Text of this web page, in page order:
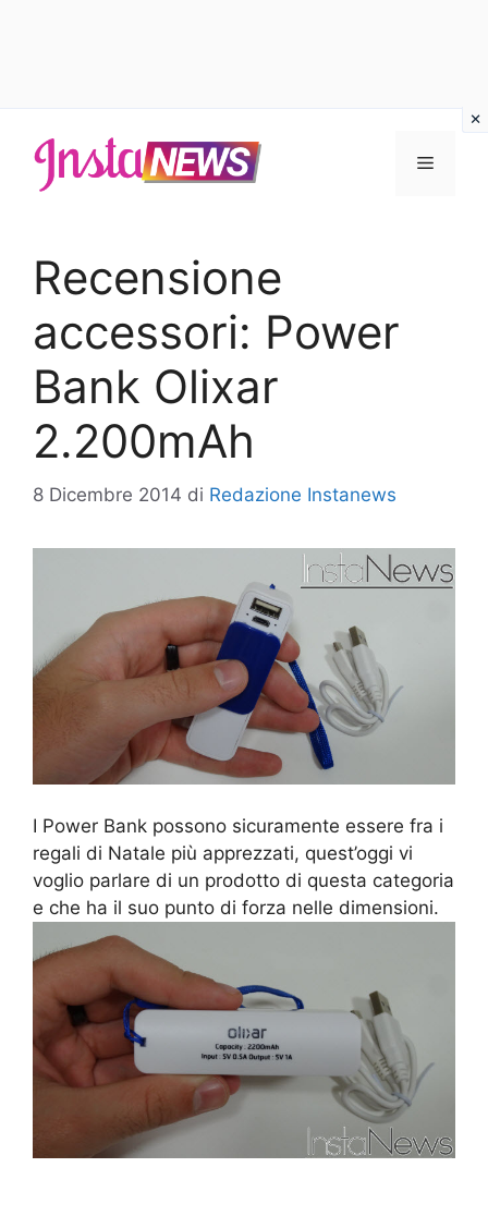
contenuto
Menu
Recensione
accessori: Power
Bank Olixar
2.200mAh
8 Dicembre 2014 di Redazione Instanews
I Power Bank possono sicuramente essere fra i
regali di Natale più apprezzati, quest’oggi vi
voglio parlare di un prodotto di questa categoria
e che ha il suo punto di forza nelle dimensioni.